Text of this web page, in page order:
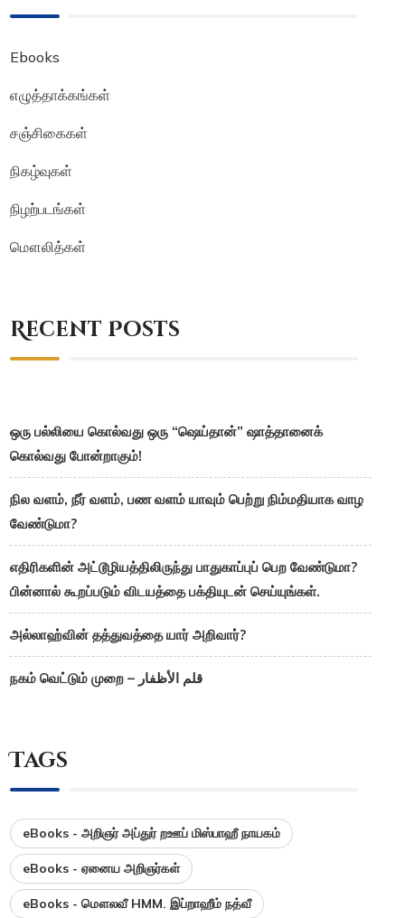
Ebooks
எழுத்தாக்கங்கள்
சஞ்சிகைகள்
நிகழ்வுகள்
நிழற்படங்கள்
மௌலித்கள்
Recent Posts
ஒரு பல்லியை கொல்வது ஒரு “ஷெய்தான்” ஷாத்தானைக்
கொல்வது போன்றாகும்!
நில வளம், நீர் வளம், பண வளம் யாவும் பெற்று நிம்மதியாக வாழ
வேண்டுமா?
எதிரிகளின் அட்டூழியத்திலிருந்து பாதுகாப்புப் பெற வேண்டுமா?
பின்னால் கூறப்படும் விடயத்தை பக்தியுடன் செய்யுங்கள்.
அல்லாஹ்வின் தத்துவத்தை யார் அறிவார்?
நகம் வெட்டும் முறை – قلم الأظفار
Tags
eBooks - அறிஞர் அப்துர் றஊப் மிஸ்பாஹீ நாயகம்
eBooks - ஏனைய அறிஞர்கள்
eBooks - மௌலவீ HMM. இப்றாஹீம் நத்வீ